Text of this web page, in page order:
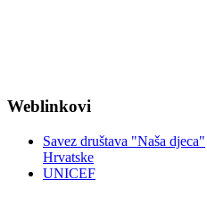
Weblinkovi
Savez društava "Naša djeca"
Hrvatske
UNICEF